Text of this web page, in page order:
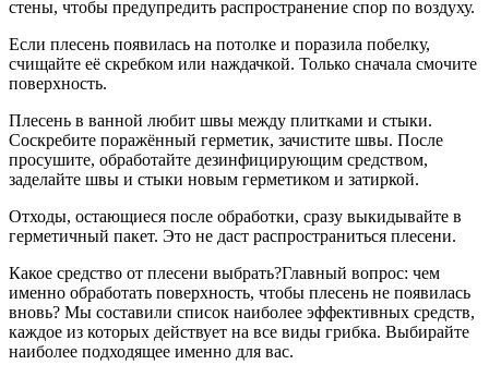
стены, чтобы предупредить распространение спор по воздуху.
Если плесень появилась на потолке и поразила побелку,
счищайте её скребком или наждачкой. Только сначала смочите
поверхность.
Плесень в ванной любит швы между плитками и стыки.
Соскребите поражённый герметик, зачистите швы. После
просушите, обработайте дезинфицирующим средством,
заделайте швы и стыки новым герметиком и затиркой.
Отходы, остающиеся после обработки, сразу выкидывайте в
герметичный пакет. Это не даст распространиться плесени.
Какое средство от плесени выбрать?Главный вопрос: чем
именно обработать поверхность, чтобы плесень не появилась
вновь? Мы составили список наиболее эффективных средств,
каждое из которых действует на все виды грибка. Выбирайте
наиболее подходящее именно для вас.